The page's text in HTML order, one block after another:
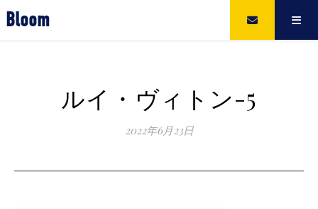
Bloom
ルイ・ヴィトン-5
2022年6月23日